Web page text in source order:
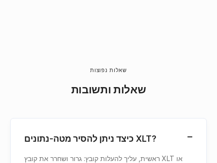
שאלות נפוצות
שאלות ותשובות
כיצד ניתן להסיר מטה-נתונים XLT?
ראשית, עליך להעלות קובץ: גרור ושחרר את קובץ XLT או